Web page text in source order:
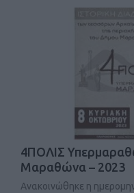
4ΠΟΛΙΣ
Μαραθώνα – 2023
Ανακοινώθηκε η